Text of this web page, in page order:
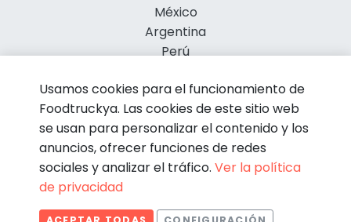
México
Argentina
Perú
© Foodtruckya 2026
Usamos cookies para el funcionamiento de
Foodtruckya. Las cookies de este sitio web
se usan para personalizar el contenido y los
anuncios, ofrecer funciones de redes
sociales y analizar el tráfico. Ver la política
de privacidad